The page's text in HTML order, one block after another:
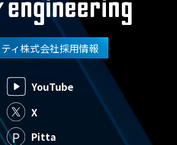
ィ株式会社採用情報
YouTube
X
Pitta